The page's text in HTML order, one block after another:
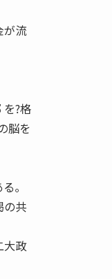
が流
?格
脳を
。
の共
大政